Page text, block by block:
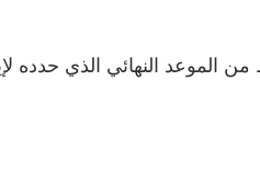
الموعد النهائي الذي حدده